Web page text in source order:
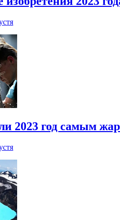
2023 год самым